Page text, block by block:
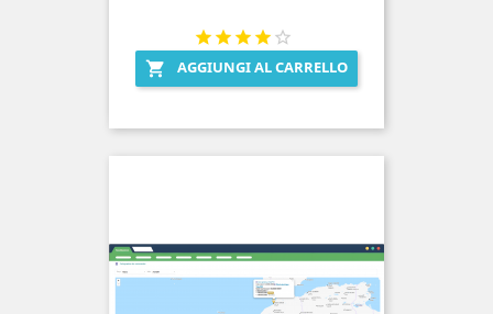
 AGGIUNGI AL CARRELLO